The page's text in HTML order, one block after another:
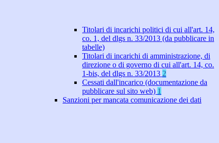
Titolari di incarichi politici di cui all'art. 14,
co. 1, del dlgs n. 33/2013 (da pubblicare in
tabelle)
Titolari di incarichi di amministrazione, di
direzione o di governo di cui all'art. 14, co.
1-bis, del dlgs n. 33/2013 2
Cessati dall'incarico (documentazione da
pubblicare sul sito web) 1
Sanzioni per mancata comunicazione dei dati